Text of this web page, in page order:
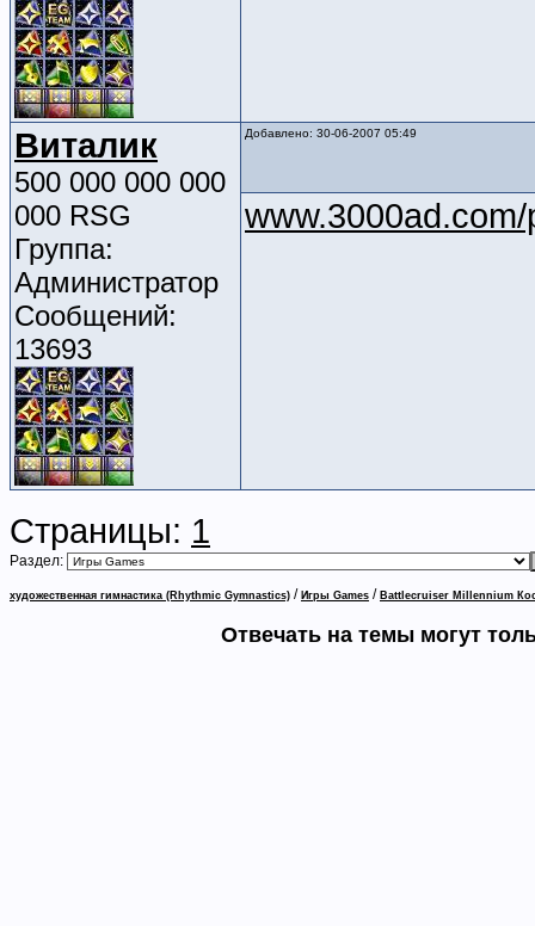
Виталик
500 000 000 000
000 RSG
Группа:
Администратор
Сообщений:
13693
Добавлено: 30-06-2007 05:49
Страницы: 1
Раздел:
художественная гимнастика (Rhythmic Gymnastics) / Игры Games / Battlecruiser Millennium
Отвечать на темы могут